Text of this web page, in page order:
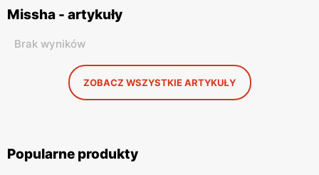
Missha - artykuły
Brak wyników
ZOBACZ WSZYSTKIE ARTYKUŁY
Popularne produkty